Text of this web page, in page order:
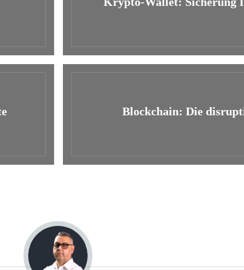
Blockchain: Die